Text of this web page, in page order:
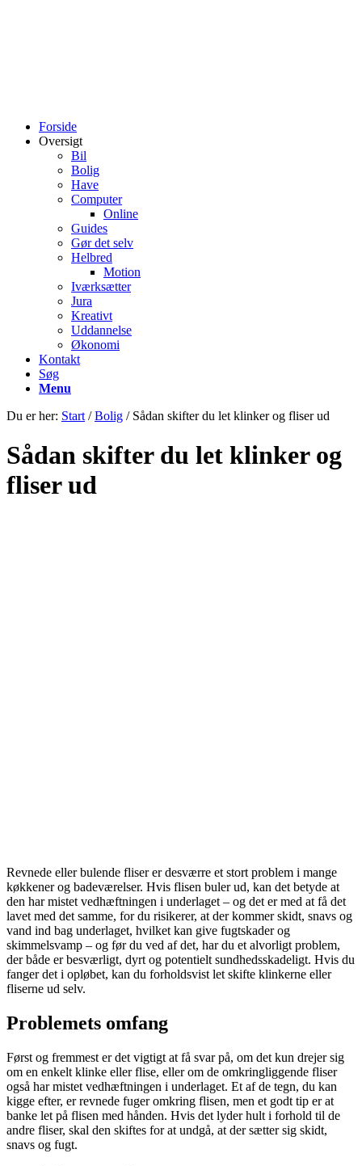
Forside
Oversigt
Bil
Bolig
Have
Computer
Online
Guides
Gør det selv
Helbred
Motion
Iværksætter
Jura
Kreativt
Uddannelse
Økonomi
Kontakt
Søg
Menu
Du er her: Start / Bolig / Sådan skifter du let klinker og fliser ud
Sådan skifter du let klinker og
fliser ud
Revnede eller bulende fliser er desværre et stort problem i mange
køkkener og badeværelser. Hvis flisen buler ud, kan det betyde at
den har mistet vedhæftningen i underlaget – og det er med at få det
lavet med det samme, for du risikerer, at der kommer skidt, snavs og
vand ind bag underlaget, hvilket kan give fugtskader og
skimmelsvamp – og før du ved af det, har du et alvorligt problem,
der både er besværligt, dyrt og potentielt sundhedsskadeligt. Hvis du
fanger det i opløbet, kan du forholdsvist let skifte klinkerne eller
fliserne ud selv.
Problemets omfang
Først og fremmest er det vigtigt at få svar på, om det kun drejer sig
om en enkelt klinke eller flise, eller om de omkringliggende fliser
også har mistet vedhæftningen i underlaget. Et af de tegn, du kan
kigge efter, er revnede fuger omkring flisen, men et godt tip er at
banke let på flisen med hånden. Hvis det lyder hult i forhold til de
andre fliser, skal den skiftes for at undgå, at der sætter sig skidt,
snavs og fugt.